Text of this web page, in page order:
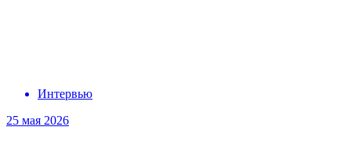
Интервью
25 мая 2026